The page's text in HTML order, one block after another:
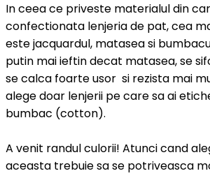
In ceea ce priveste materialul din
confectionata lenjeria de pat, cea
este jacquardul, matasea si
putin mai ieftin decat matasea, se
se calca foarte usor si rezista mai
alege doar lenjerii pe care sa ai
bumbac (cotton).
A venit randul culorii! Atunci cand
aceasta trebuie sa se potriveasca